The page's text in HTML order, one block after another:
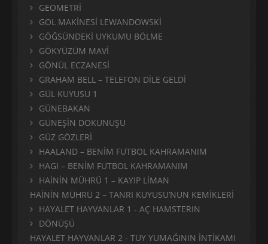
GEOMETRİ
GOL MAKİNESİ LEWANDOWSKİ
GÖĞSÜNDEKİ UYKUMU BÖLME
GÖKYÜZÜM MAVİ
GÖNÜL ECZANESİ
GRAHAM BELL – TELEFON DİLE GELDİ
GÜL KUYUSU 1
GÜNEBAKAN
GÜNEŞİN DOKUNUŞU
GÜZ GÖZLERİ
HAALAND – BENİM FUTBOL KAHRAMANIM
HAGI – BENİM FUTBOL KAHRAMANIM
HAİNİN MÜHRÜ 1 – KAYIP LİMAN
HAİNİN MÜHRÜ 2 – TANRI KUYUSU’NUN KEMİKLERİ
HAYALET HAYVANLAR 1 - AÇ HAMSTERIN
DÖNÜŞÜ
HAYALET HAYVANLAR 2 - TÜY YUMAĞININ İNTİKAMI